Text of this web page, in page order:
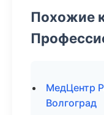
Похожие
МедЦентр
Волгоград